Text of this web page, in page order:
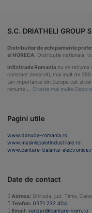
S.C. DRIATHELI GROUP
Distribuitor de echipamente
si HORECA. Distributie nationala,
Infinitrade Romania nu se rezuma
constant deserviti, mai mult de
tari importante din Europa cat si
renume … Citeste mai multe
Pagini utile
www.danube-romania.ro
www.masinispalatindustriale.ro
www.cantare-balante-
Date de contact
Adresa: Ghiroda, jud. Timis,
Telefon: 0371 232 404
Email: vanzari@cantare-kern.ro